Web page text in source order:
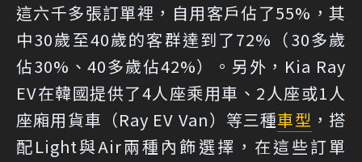
這六千多張訂單裡，自用客戶佔了55%，其
中30歲至40歲的客群達到了72%（30多歲
佔30%、40多歲佔42%）。另外，Kia Ray
EV在韓國提供了4人座乘用車、2人座或1人
座廂用貨車（Ray EV Van）等三種車型 ，搭
配Light與Air兩種內飾選擇，在這些訂單